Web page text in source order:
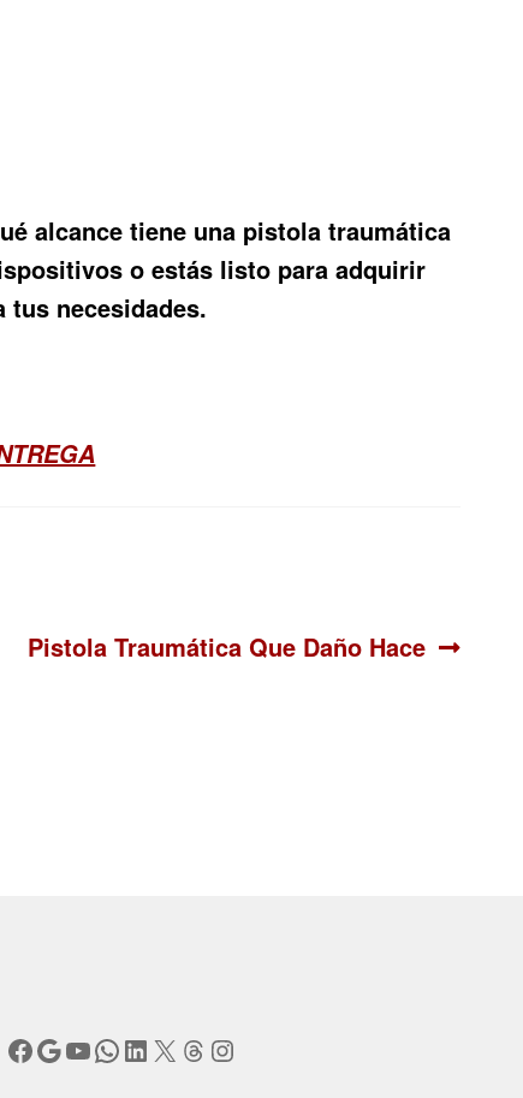
alcance tiene una pistola traumática
o estás listo para adquirir
tus necesidades.
Siguiente:
Pistola Traumática Que Daño Hace
Facebook
Google
YouTube
WhatsApp
LinkedIn
X Threads
Instagram